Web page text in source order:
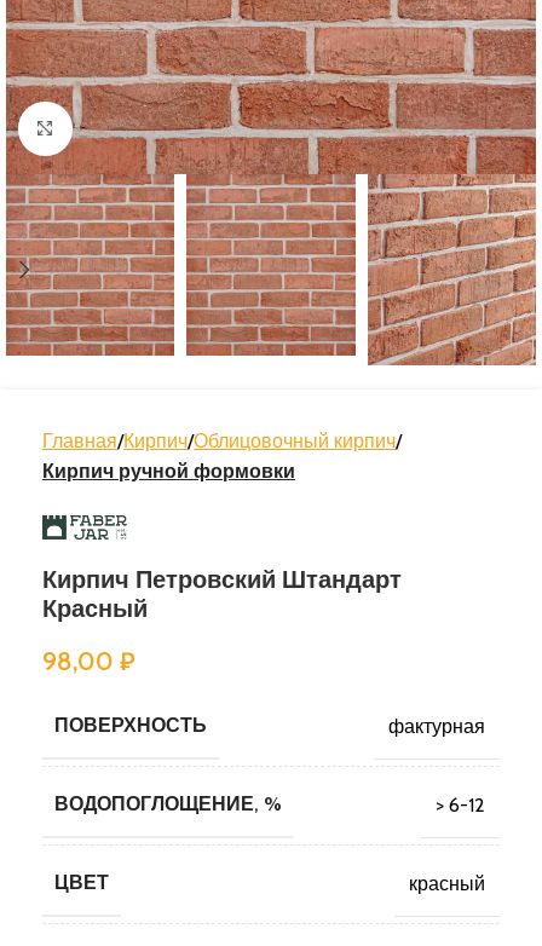
Нажмите, чтобы увеличить
Главная Кирпич Облицовочный кирпич
Кирпич ручной формовки
Кирпич Петровский Штандарт
Красный
98,00 ₽
ПОВЕРХНОСТЬ фактурная
ВОДОПОГЛОЩЕНИЕ, % > 6-12
ЦВЕТ красный